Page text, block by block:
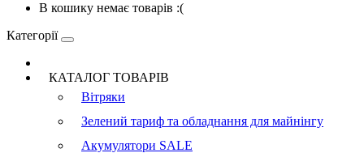
В кошику немає товарів :(
Категорії
КАТАЛОГ ТОВАРІВ
Вітряки
Зелений тариф та обладнання для майнінгу
Акумулятори SALE